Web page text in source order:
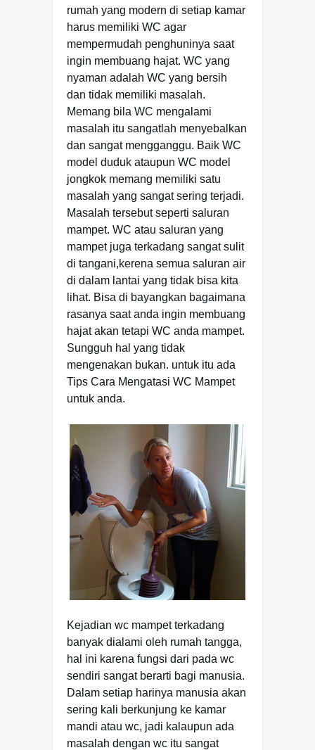
rumah yang modern di setiap kamar
harus memiliki WC agar
mempermudah penghuninya saat
ingin membuang hajat. WC yang
nyaman adalah WC yang bersih
dan tidak memiliki masalah.
Memang bila WC mengalami
masalah itu sangatlah menyebalkan
dan sangat mengganggu. Baik WC
model duduk ataupun WC model
jongkok memang memiliki satu
masalah yang sangat sering terjadi.
Masalah tersebut seperti saluran
mampet. WC atau saluran yang
mampet juga terkadang sangat sulit
di tangani,kerena semua saluran air
di dalam lantai yang tidak bisa kita
lihat. Bisa di bayangkan bagaimana
rasanya saat anda ingin membuang
hajat akan tetapi WC anda mampet.
Sungguh hal yang tidak
mengenakan bukan. untuk itu ada
Tips Cara Mengatasi WC Mampet
untuk anda.
Kejadian wc mampet terkadang
banyak dialami oleh rumah tangga,
hal ini karena fungsi dari pada wc
sendiri sangat berarti bagi manusia.
Dalam setiap harinya manusia akan
sering kali berkunjung ke kamar
mandi atau wc, jadi kalaupun ada
masalah dengan wc itu sangat